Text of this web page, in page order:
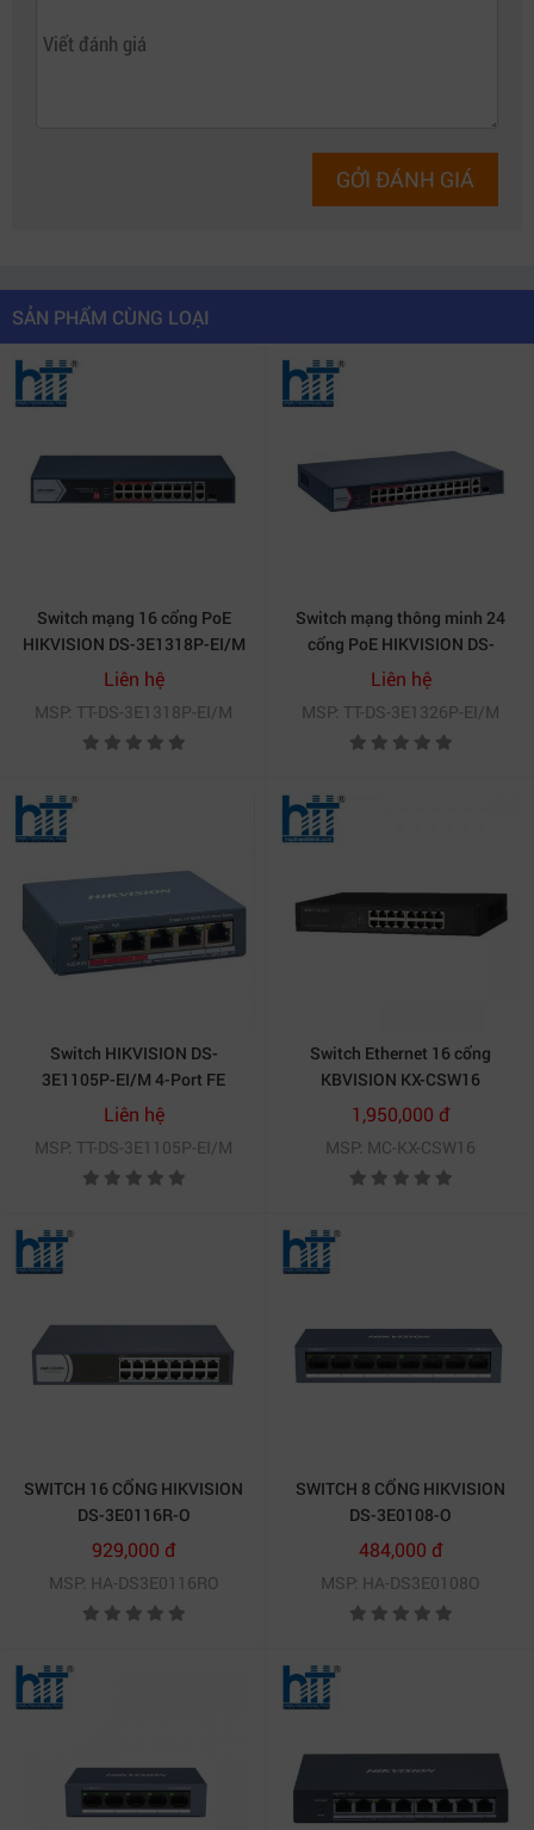
GỞI ĐÁNH GIÁ
SẢN PHẨM CÙNG LOẠI
Switch mạng 16 cổng PoE
HIKVISION DS-3E1318P-EI/M
Liên hệ
MSP: TT-DS-3E1318P-EI/M
Switch mạng thông minh 24
cổng PoE HIKVISION DS-
3E1326P-EI/M
Liên hệ
MSP: TT-DS-3E1326P-EI/M
Switch HIKVISION DS-
3E1105P-EI/M 4-Port FE
Smart PoE
Liên hệ
MSP: TT-DS-3E1105P-EI/M
Switch Ethernet 16 cổng
KBVISION KX-CSW16
1,950,000 đ
MSP: MC-KX-CSW16
SWITCH 16 CỔNG HIKVISION
DS-3E0116R-O
929,000 đ
MSP: HA-DS3E0116RO
SWITCH 8 CỔNG HIKVISION
DS-3E0108-O
484,000 đ
MSP: HA-DS3E0108O